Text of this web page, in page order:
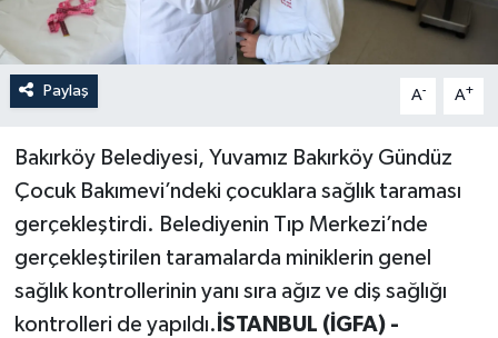
Paylaş A- A+
Bakırköy Belediyesi, Yuvamız Bakırköy Gündüz
Çocuk Bakımevi’ndeki çocuklara sağlık taraması
gerçekleştirdi. Belediyenin Tıp Merkezi’nde
gerçekleştirilen taramalarda miniklerin genel
sağlık kontrollerinin yanı sıra ağız ve diş sağlığı
kontrolleri de yapıldı. İSTANBUL (İGFA) -